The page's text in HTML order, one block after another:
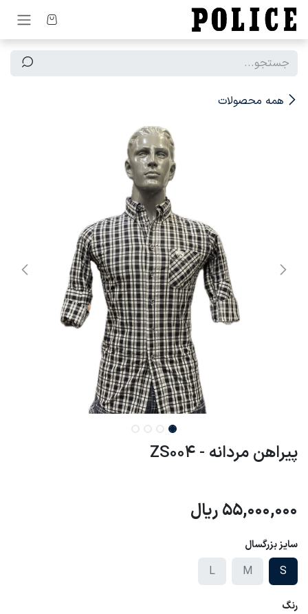
صرف نظر و مشاهده محتوا
همه محصولات
پیراهن مردانه - ZS004
55,000,000 ریال
سایز بزرگسال
S
M
L
رنگ